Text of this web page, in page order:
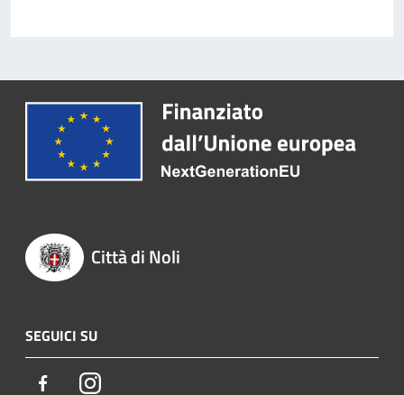
Città di Noli
SEGUICI SU
FacebookInstagram